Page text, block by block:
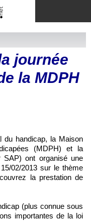
journée
la MDPH
(MDPH) et la
SAP) ont organisé une
02/2013 sur le thème
la prestation de
(plus connue sous
importantes de la loi